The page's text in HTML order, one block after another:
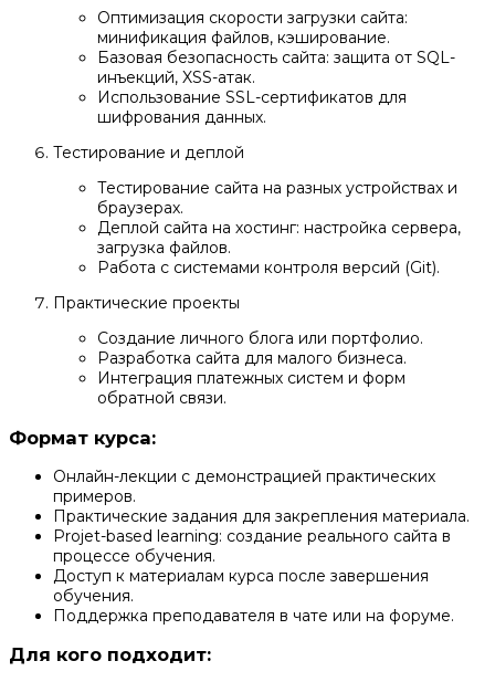
Оптимизация скорости загрузки сайта:
минификация файлов, кэширование.
Базовая безопасность сайта: защита от SQL-
инъекций, XSS-атак.
Использование SSL-сертификатов для
шифрования данных.
Тестирование и деплой
Тестирование сайта на разных устройствах и
браузерах.
Деплой сайта на хостинг: настройка сервера,
загрузка файлов.
Работа с системами контроля версий (Git).
Практические проекты
Создание личного блога или портфолио.
Разработка сайта для малого бизнеса.
Интеграция платежных систем и форм
обратной связи.
Формат курса:
Онлайн-лекции с демонстрацией практических
примеров.
Практические задания для закрепления материала.
Projet-based learning: создание реального сайта в
процессе обучения.
Доступ к материалам курса после завершения
обучения.
Поддержка преподавателя в чате или на форуме.
Для кого подходит: